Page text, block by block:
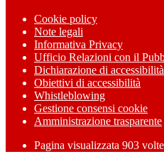
Cookie policy
Note legali
Informativa Privacy
Ufficio Relazioni con il
Dichiarazione di accessibilità
Obiettivi di accessibilità
Whistleblowing
Gestione consensi cookie
Amministrazione trasparente
Pagina visualizzata 903 volte